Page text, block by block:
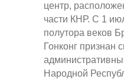
центр,
части КНР. C 1
полутора веков
Гонконг признан
Народной